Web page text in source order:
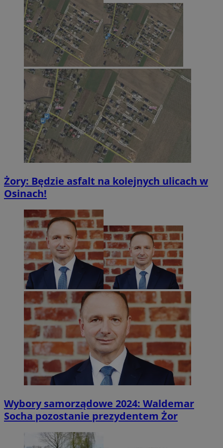
Żory: Będzie asfalt na kolejnych ulicach w
Osinach!
Wybory samorządowe 2024: Waldemar
Socha pozostanie prezydentem Żor